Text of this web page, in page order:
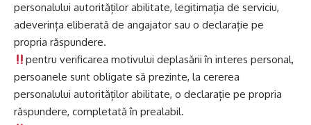
personalului autorităților abilitate, legitimația de serviciu,
adeverința eliberată de angajator sau o declarație pe
propria răspundere.
pentru verificarea motivului deplasării în interes personal,
persoanele sunt obligate să prezinte, la cererea
personalului autorităților abilitate, o declarație pe propria
răspundere, completată în prealabil.